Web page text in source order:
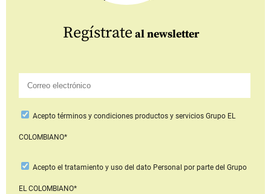
Regístrate al newsletter
Aceptotérminos y condiciones productos y serviciosGrupo EL
COLOMBIANO*
Acepto el tratamiento y uso del dato Personal por parte del Grupo
EL COLOMBIANO*